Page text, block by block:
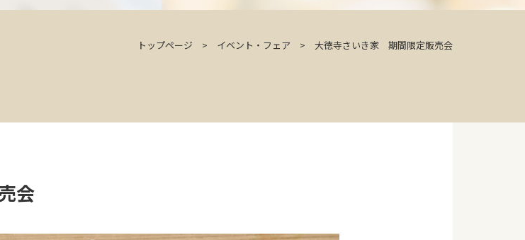
トップページ イベント・フェア 大徳寺さいき家 期間限定販売会
会